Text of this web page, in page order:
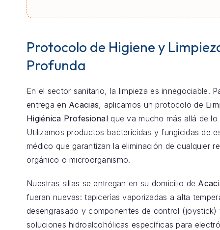
Protocolo de Higiene y
Profunda
En el sector sanitario, la limpieza es innegociable.
entrega en Acacias , aplicamos un protocolo de
Higiénica Profesional que va mucho más allá de
Utilizamos productos bactericidas y fungicidas de
médico que garantizan la eliminación de cualquier
orgánico o microorganismo.
Nuestras sillas se entregan en su domicilio de
fueran nuevas: tapicerías vaporizadas a alta
desengrasado y componentes de control
soluciones hidroalcohólicas específicas para